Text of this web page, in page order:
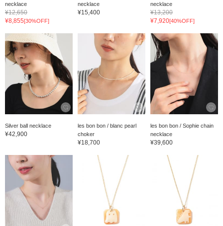
necklace
¥12,650
¥8,855[30%OFF]
necklace
¥15,400
necklace
¥13,200
¥7,920[40%OFF]
Silver ball necklace
¥42,900
les bon bon / blanc pearl
choker
¥18,700
les bon bon / Sophie chain
necklace
¥39,600